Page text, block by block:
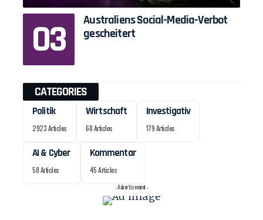
Australiens Social-Media-Verbot
gescheitert
CATEGORIES
Politik
2923 Articles
Wirtschaft
68 Articles
Investigativ
179 Articles
AI & Cyber
58 Articles
Kommentar
45 Articles
- Advertisement -